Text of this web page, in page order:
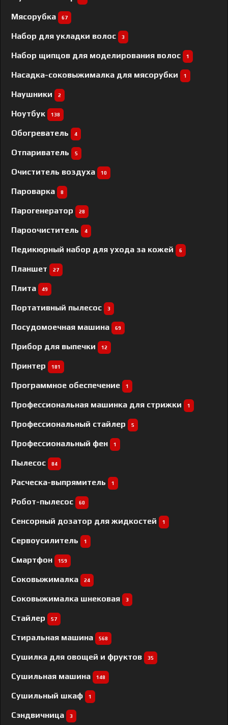
Мясорубка 67
Набор для укладки волос 3
Набор щипцов для моделирования волос 1
Насадка-соковыжималка для мясорубки 1
Наушники 2
Ноутбук 138
Обогреватель 4
Отпариватель 5
Очиститель воздуха 10
Пароварка 8
Парогенератор 28
Пароочиститель 4
Педикюрный набор для ухода за кожей 6
Планшет 27
Плита 49
Портативный пылесос 3
Посудомоечная машина 69
Прибор для выпечки 12
Принтер 181
Программное обеспечение 1
Профессиональная машинка для стрижки 1
Профессиональный cтайлер 5
Профессиональный фен 1
Пылесос 84
Расческа-выпрямитель 1
Робот-пылесос 60
Сенсорный дозатор для жидкостей 1
Сервоусилитель 1
Смартфон 159
Соковыжималка 24
Соковыжималка шнековая 3
Стайлер 57
Стиральная машина 568
Сушилка для овощей и фруктов 35
Сушильная машина 148
Сушильный шкаф 1
Сэндвичница 3